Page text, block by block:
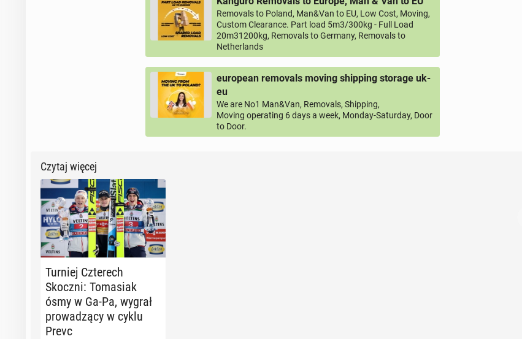
Removals to Poland, Man&Van to EU, Low Cost, Moving,
Custom Clearance. Part load 5m3/300kg - Full Load
20m31200kg, Removals to Germany, Removals to
Netherlands
european removals moving shipping storage uk-
eu
We are No1 Man&Van, Removals, Shipping,
Moving operating 6 days a week, Monday-Saturday, Door
to Door.
Czytaj więcej
Turniej Czte­rech
Skoczni: To­ma­siak
ósmy w Ga-Pa, wygrał
pro­wa­dzą­cy w cyklu
Prevc